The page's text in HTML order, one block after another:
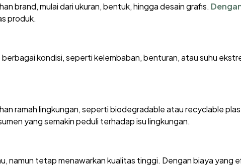
brand, mulai dari ukuran, bentuk, hingga desain grafis.
produk.
kondisi, seperti kelembaban, benturan, atau suhu
ramah lingkungan, seperti biodegradable atau recyclable
yang semakin peduli terhadap isu lingkungan.
namun tetap menawarkan kualitas tinggi. Dengan biaya yang